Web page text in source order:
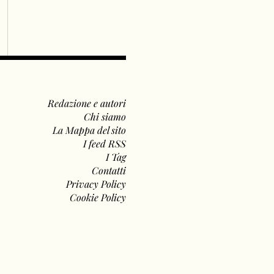
Redazione e autori
Chi siamo
La Mappa del sito
I feed RSS
I Tag
Contatti
Privacy Policy
Cookie Policy